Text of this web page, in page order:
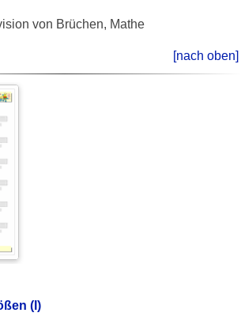
von Brüchen, Mathe
[nach oben]
(I)